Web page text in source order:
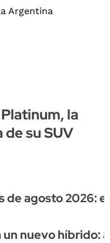
la
su SUV
de agosto 2026:
nuevo híbrido: